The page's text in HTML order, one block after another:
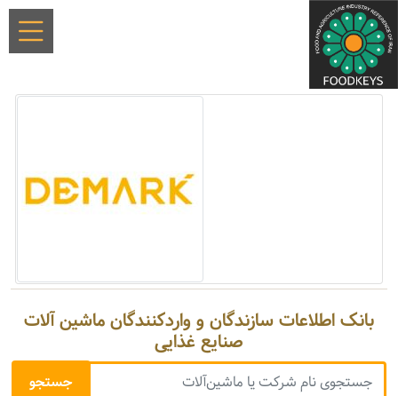
بانک اطلاعات سازندگان و واردکنندگان ماشین آلات
صنایع غذایی